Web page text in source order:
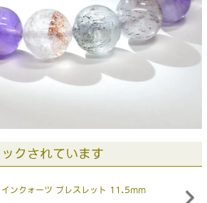
クされています
インクォーツ ブレスレット 11.5mm